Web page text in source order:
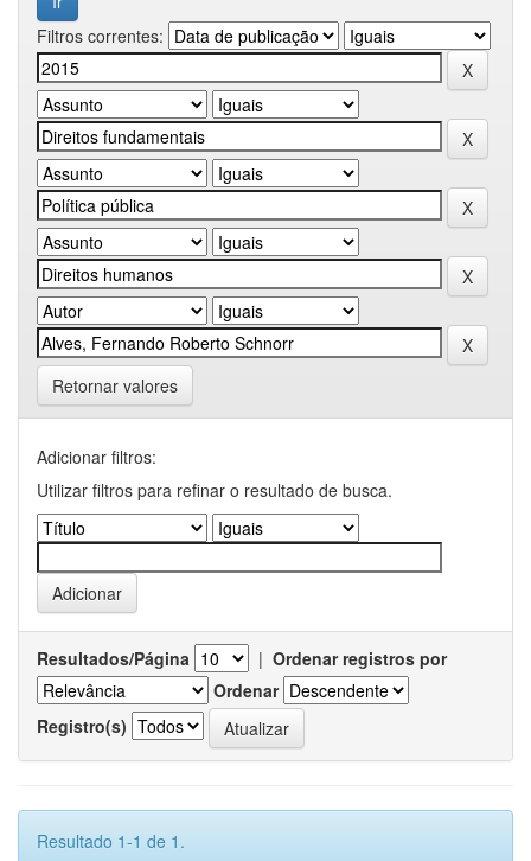
Filtros correntes:
Retornar valores
Adicionar filtros:
Utilizar filtros para refinar o resultado de busca.
Resultados/Página | Ordenar registros por
Ordenar
Registro(s)
Resultado 1-1 de 1.